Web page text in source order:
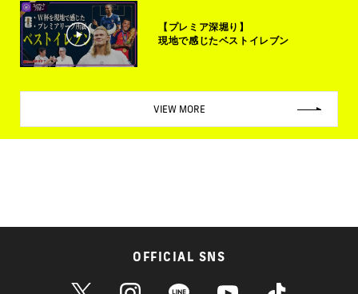
【プレミア深堀り】
現地で感じたベストイレブン
VIEW MORE
OFFICIAL SNS